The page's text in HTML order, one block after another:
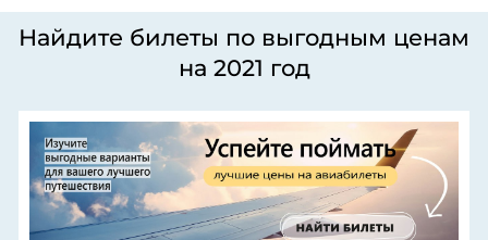
Найдите билеты по выгодным ценам
на 2021 год